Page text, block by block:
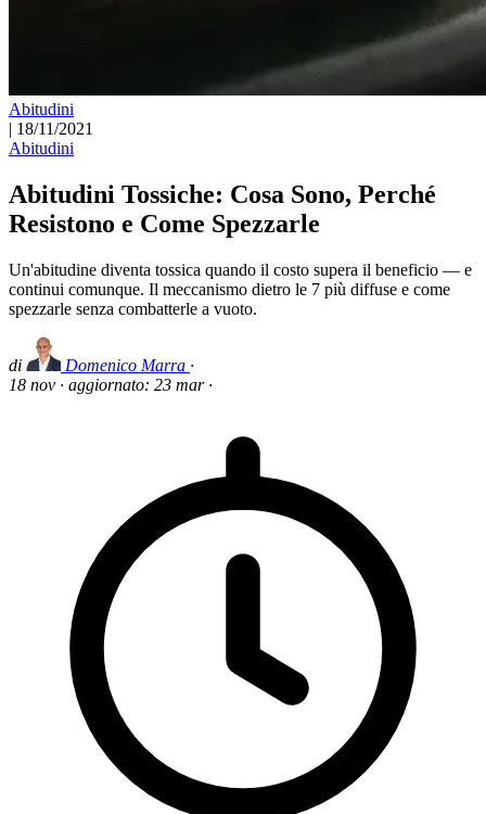
Abitudini
| 18/11/2021
Abitudini
Abitudini Tossiche: Cosa Sono, Perché
Resistono e Come Spezzarle
Un'abitudine diventa tossica quando il costo supera il beneficio — e
continui comunque. Il meccanismo dietro le 7 più diffuse e come
spezzarle senza combatterle a vuoto.
di Domenico Marra ·
18 nov · aggiornato: 23 mar ·